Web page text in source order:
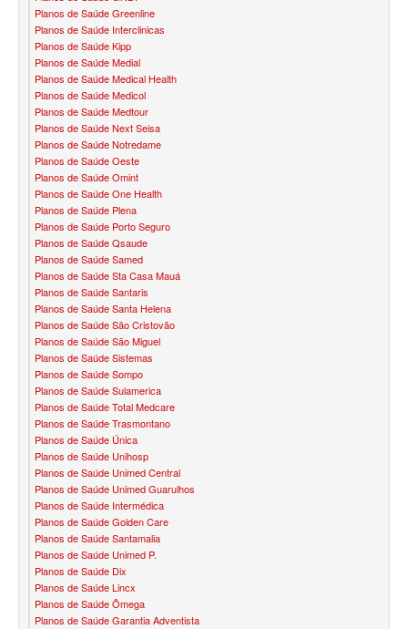
PLANO DE SAÚDE CUIDAR ME
PLANO DE SAÚDE DIX
PLANO DE SAÚDE GARANTIA GS SAÚDE
PLANO DE SAÚDE GARANTIA ADVENTISTA
PLANO DE SAÚDE GOLDEN CARE
PLANO DE SAÚDE GOLDEN CROSS
PLANO DE SAÚDE GNDI
PLANO DE SAÚDE KIPP
PLANO DE SAÚDE INTERMÉDICA
PLANO DE SAÚDE GREENLINE
PLANO DE SAÚDE LINCX
PLANO DE SAÚDE STA CASA MAUÁ
PLANO DE SAÚDE MEDIAL
PLANO DE SAÚDE MEDICAL HEALTH
PLANO DE SAÚDE MEDICOL
PLANO DE SAÚDE ADESÃO
Planos de Saúde Greenline
Planos de Saúde Interclinicas
Planos de Saúde Kipp
Planos de Saúde Medial
Planos de Saúde Medical Health
Planos de Saúde Medicol
Planos de Saúde Medtour
Planos de Saúde Next Seisa
Planos de Saúde Notredame
Planos de Saúde Oeste
Planos de Saúde Omint
Planos de Saúde One Health
Planos de Saúde Plena
Planos de Saúde Porto Seguro
Planos de Saúde Qsaude
Planos de Saúde Samed
Planos de Saúde Sta Casa Mauá
Planos de Saúde Santaris
Planos de Saúde Santa Helena
Planos de Saúde São Cristovão
Planos de Saúde São Miguel
Planos de Saúde Sistemas
Planos de Saúde Sompo
Planos de Saúde Sulamerica
Planos de Saúde Total Medcare
Planos de Saúde Trasmontano
Planos de Saúde Única
Planos de Saúde Unihosp
Planos de Saúde Unimed Central
Planos de Saúde Unimed Guarulhos
Planos de Saúde Intermédica
Planos de Saúde Golden Care
Planos de Saúde Santamalia
Planos de Saúde Unimed P.
Planos de Saúde Dix
Planos de Saúde Lincx
Planos de Saúde Ômega
Planos de Saúde Garantia Adventista